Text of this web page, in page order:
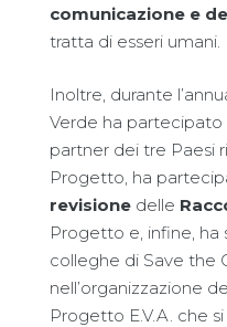
comunicazione e
tratta di esseri umani.
Inoltre, durante
Verde ha partecipato
partner dei tre Paesi
Progetto, ha
revisione delle
Progetto e, infine,
colleghe di Save the
nell’organizzazione
Progetto E.V.A. che